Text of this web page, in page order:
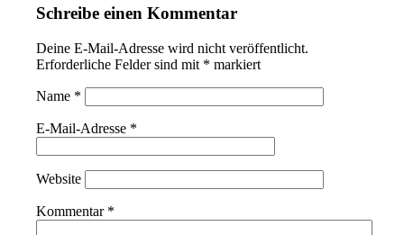
Schreibe einen Kommentar
Deine E-Mail-Adresse wird nicht veröffentlicht.
Erforderliche Felder sind mit * markiert
Name *
E-Mail-Adresse *
Website
Kommentar *